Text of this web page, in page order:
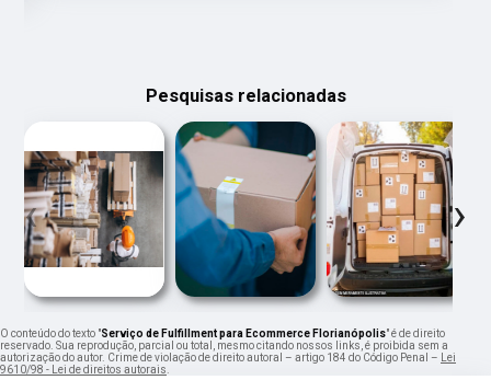
Pesquisas relacionadas
‹ ›
O conteúdo do texto "Serviço de Fulfillment para Ecommerce Florianópolis" é de direito
reservado. Sua reprodução, parcial ou total, mesmo citando nossos links, é proibida sem a
autorização do autor. Crime de violação de direito autoral – artigo 184 do Código Penal –
Lei
9610/98 - Lei de direitos autorais